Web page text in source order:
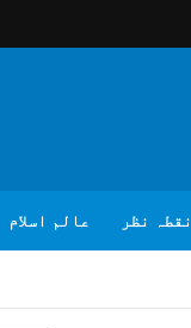
نقطہ نظر عالم اسلام